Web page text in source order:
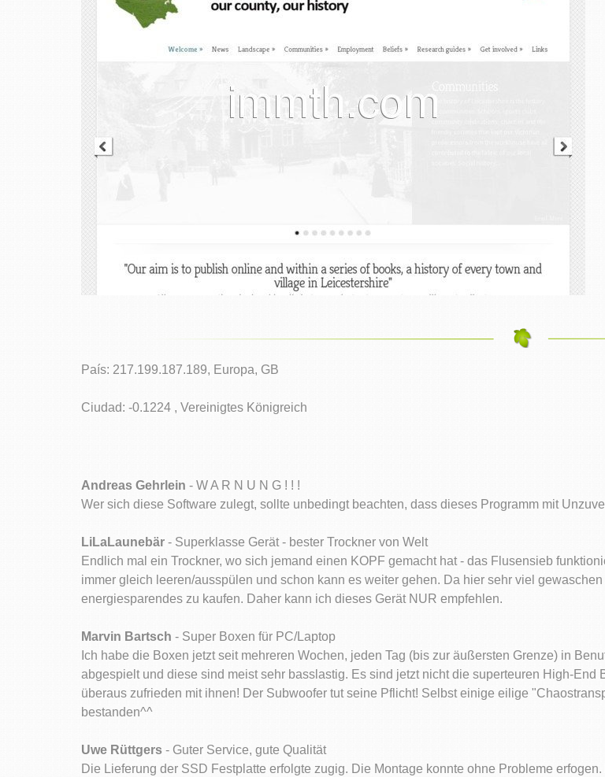
País: 217.199.187.189, Europa, GB
Ciudad: -0.1224 , Vereinigtes Königreich
Andreas Gehrlein - W A R N U N G ! ! !
Wer sich diese Software zulegt, sollte unbedingt beachten, dass dieses Programm mit
LiLaLaunebär - Superklasse Gerät - bester Trockner von Welt
Endlich mal ein Trockner, wo sich jemand einen KOPF gemacht hat - das Flusensieb
immer gleich leeren/ausspülen und schon kann es weiter gehen. Da hier sehr viel
energiesparendes zu kaufen. Daher kann ich dieses Gerät NUR empfehlen.
Marvin Bartsch - Super Boxen für PC/Laptop
Ich habe die Boxen jetzt seit mehreren Wochen, jeden Tag (bis zur äußersten Grenze) in
abgespielt und diese sind meist sehr basslastig. Es sind jetzt nicht die superteuren High-End
überaus zufrieden mit ihnen! Der Subwoofer tut seine Pflicht! Selbst einige eilige
bestanden^^
Uwe Rüttgers - Guter Service, gute Qualität
Die Lieferung der SSD Festplatte erfolgte zugig. Die Montage konnte ohne Probleme